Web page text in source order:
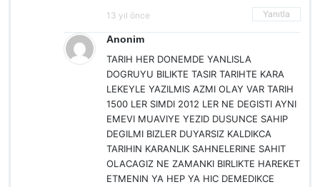
13 yıl önce Yanıtla
Anonim
TARIH HER DONEMDE YANLISLA
DOGRUYU BILIKTE TASIR TARIHTE KARA
LEKEYLE YAZILMIS AZMI OLAY VAR TARIH
1500 LER SIMDI 2012 LER NE DEGISTI AYNI
EMEVI MUAVIYE YEZID DUSUNCE SAHIP
DEGILMI BIZLER DUYARSIZ KALDIKCA
TARIHIN KARANLIK SAHNELERINE SAHIT
OLACAGIZ NE ZAMANKI BIRLIKTE HAREKET
ETMENIN YA HEP YA HIC DEMEDIKCE